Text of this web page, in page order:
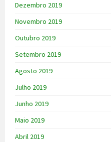
Dezembro 2019
Novembro 2019
Outubro 2019
Setembro 2019
Agosto 2019
Julho 2019
Junho 2019
Maio 2019
Abril 2019